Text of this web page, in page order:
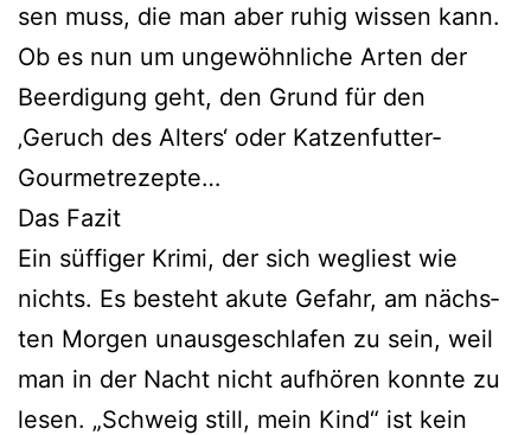
sen muss, die man aber ruhig wis­sen kann.
Ob es nun um unge­wöhn­li­che Arten der
Beerdigung geht, den Grund für den
‚Geruch des Alters‘ oder Katzenfutter-
Gourmetrezepte…
Das Fazit
Ein süf­fi­ger Krimi, der sich weg­liest wie
nichts. Es besteht aku­te Gefahr, am nächs­
ten Morgen unaus­ge­schla­fen zu sein, weil
man in der Nacht nicht auf­hö­ren konn­te zu
lesen. „Schweig still, mein Kind“ ist kein